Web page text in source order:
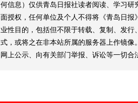
何信息）仅供青岛日报社读者阅读、学习
面授权，任何单位及个人不得将《青岛日
业性目的，包括但不限于转载、复制、发
式，或将之在非本站所属的服务器上作镜
网上公示、向有关部门举报、诉讼等一切合